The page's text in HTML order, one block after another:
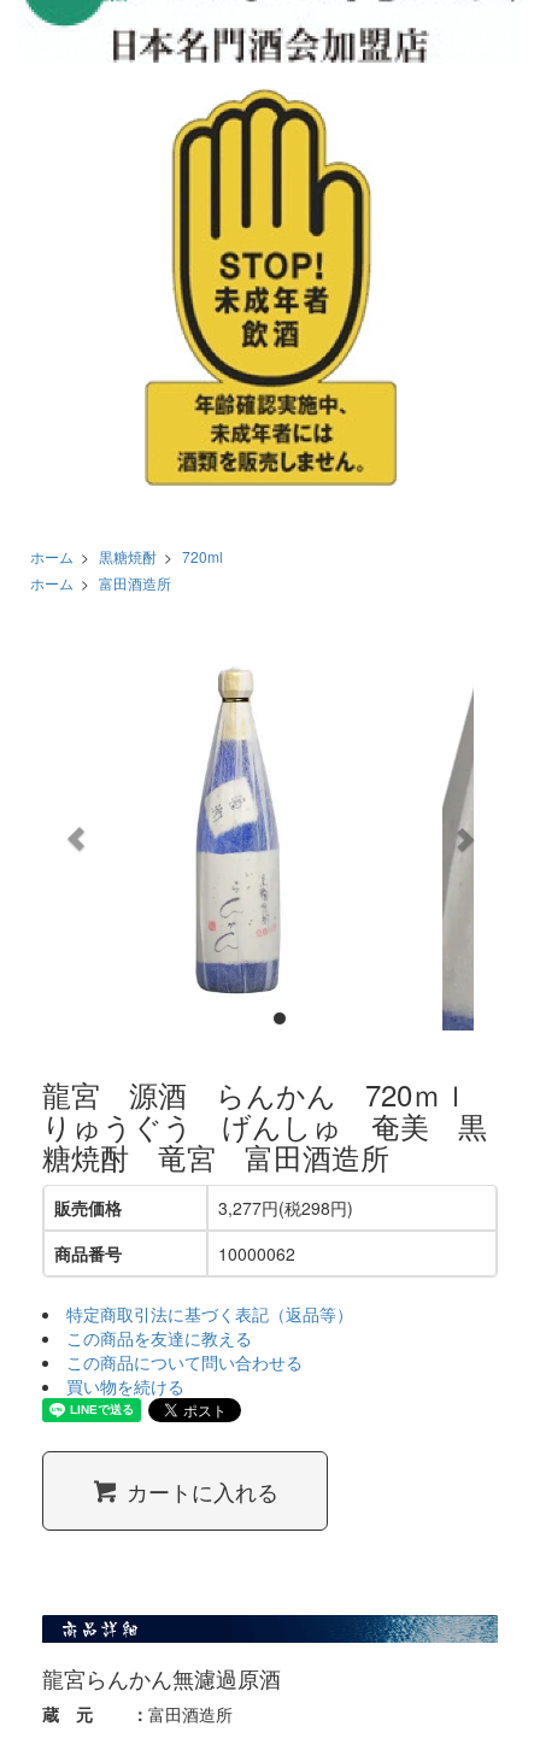
ホーム > 黒糖焼酎 > 720ml
ホーム > 富田酒造所
龍宮 源酒 らんかん 720ｍｌ
りゅうぐう げんしゅ 奄美 黒
糖焼酎 竜宮 富田酒造所
販売価格
3,277円(税298円)
商品番号
10000062
特定商取引法に基づく表記（返品等）
この商品を友達に教える
この商品について問い合わせる
買い物を続ける
カートに入れる
龍宮らんかん無濾過原酒
蔵 元 ： 富田酒造所